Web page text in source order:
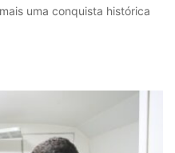
uma conquista histórica